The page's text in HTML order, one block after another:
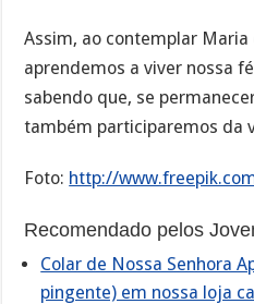
Assim, ao contemplar Maria
aprendemos a viver nossa
sabendo que, se
também participaremos da
Foto: http://
Recomendado pelos
Colar de Nossa Senhora
pingente) em nossa loja